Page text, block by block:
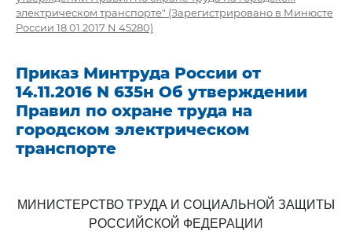
электрическом транспорте" (Зарегистрировано в Минюсте
России 18.01.2017 N 45280)
Приказ Минтруда России от
14.11.2016 N 635н Об утверждении
Правил по охране труда на
городском электрическом
транспорте
МИНИСТЕРСТВО ТРУДА И СОЦИАЛЬНОЙ ЗАЩИТЫ
РОССИЙСКОЙ ФЕДЕРАЦИИ